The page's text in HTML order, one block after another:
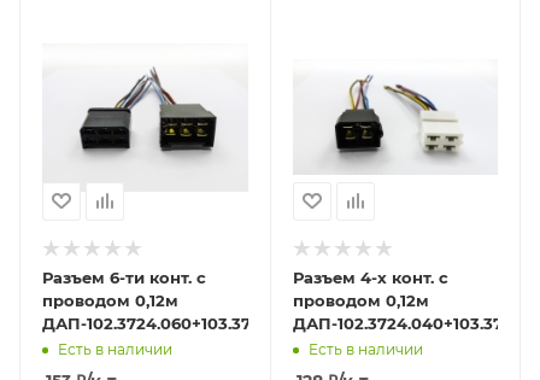
Разъем 6-ти конт. с
проводом 0,12м
ДАП-102.3724.060+103.3724.060
Есть в наличии
Разъем 4-х конт. с
проводом 0,12м
ДАП-
Есть в наличии